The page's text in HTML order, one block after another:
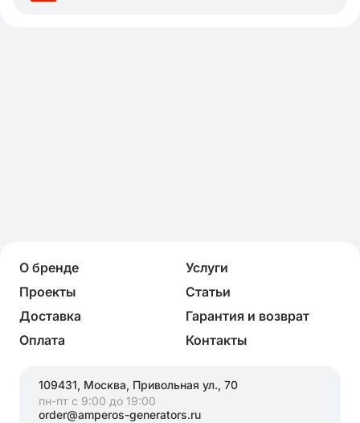
О бренде
Услуги
Проекты
Статьи
Доставка
Гарантия и возврат
Оплата
Контакты
109431, Москва, Привольная ул., 70
пн-пт с 9:00 до 19:00
order@amperos-generators.ru